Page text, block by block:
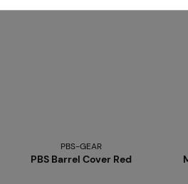
PBS-GEAR
PBS Barrel Cover Red